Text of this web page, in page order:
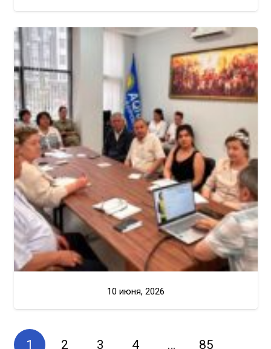
10 июня, 2026
1 2 3 4 … 85